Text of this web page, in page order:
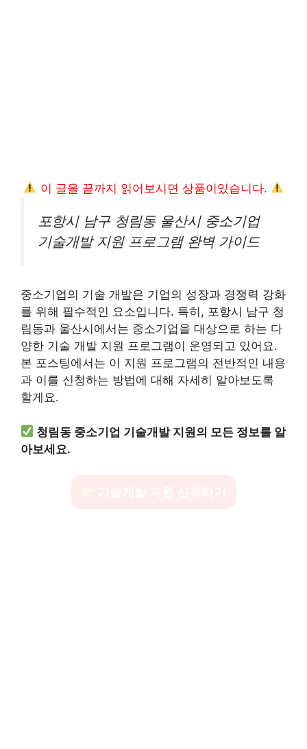
이 글을 끝까지 읽어보시면 상품이있습니다.
포항시 남구 청림동 울산시 중소기업
기술개발 지원 프로그램 완벽 가이드
중소기업의 기술 개발은 기업의 성장과 경쟁력 강화
를 위해 필수적인 요소입니다. 특히, 포항시 남구 청
림동과 울산시에서는 중소기업을 대상으로 하는 다
양한 기술 개발 지원 프로그램이 운영되고 있어요.
본 포스팅에서는 이 지원 프로그램의 전반적인 내용
과 이를 신청하는 방법에 대해 자세히 알아보도록
할게요.
청림동 중소기업 기술개발 지원의 모든 정보를 알
아보세요.